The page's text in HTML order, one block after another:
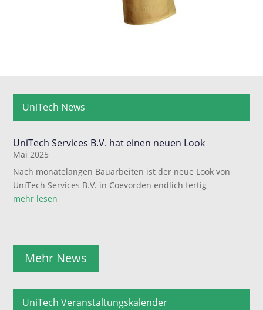
UniTech News
UniTech Services B.V. hat einen neuen Look
Mai 2025
Nach monatelangen Bauarbeiten ist der neue Look von
UniTech Services B.V. in Coevorden endlich fertig
mehr lesen
Mehr News
UniTech Veranstaltungskalender